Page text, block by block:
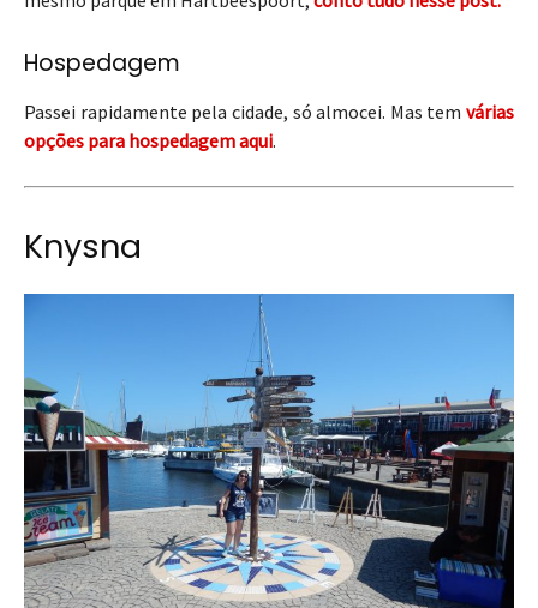
Hospedagem
Passei rapidamente pela cidade, só almocei. Mas tem várias
opções para hospedagem aqui.
Knysna